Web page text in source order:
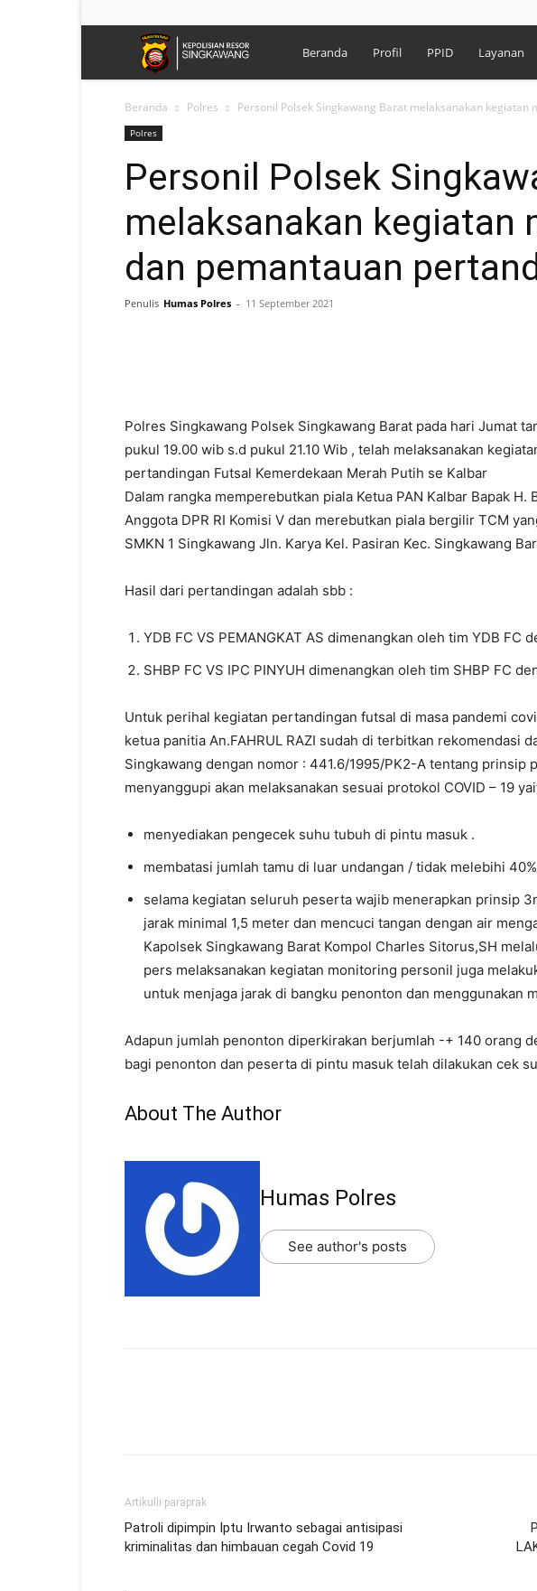
Polres
Singkawang
Beranda Profil PPID Layanan
Beranda Polres Personil Polsek Singkawang Barat melaksanakan
Polres
Personil Polsek
melaksanakan kegiatan
dan pemantauan
Penulis Humas Polres - 11 September 2021
Polres Singkawang Polsek Singkawang Barat pada hari Jumat
pukul 19.00 wib s.d pukul 21.10 Wib , telah melaksanakan
pertandingan Futsal Kemerdekaan Merah Putih se Kalbar
Dalam rangka memperebutkan piala Ketua PAN Kalbar Bapak H.
Anggota DPR RI Komisi V dan merebutkan piala bergilir TCM
SMKN 1 Singkawang Jln. Karya Kel. Pasiran Kec. Singkawang
Hasil dari pertandingan adalah sbb :
YDB FC VS PEMANGKAT AS dimenangkan oleh tim YDB FC
SHBP FC VS IPC PINYUH dimenangkan oleh tim SHBP FC
Untuk perihal kegiatan pertandingan futsal di masa pandemi
ketua panitia An.FAHRUL RAZI sudah di terbitkan rekomendasi
Singkawang dengan nomor : 441.6/1995/PK2-A tentang prinsip
menyanggupi akan melaksanakan sesuai protokol COVID – 19
menyediakan pengecek suhu tubuh di pintu masuk .
membatasi jumlah tamu di luar undangan / tidak melebihi
selama kegiatan seluruh peserta wajib menerapkan prinsip
jarak minimal 1,5 meter dan mencuci tangan dengan air
Kapolsek Singkawang Barat Kompol Charles Sitorus,SH
pers melaksanakan kegiatan monitoring personil juga
untuk menjaga jarak di bangku penonton dan menggunakan
Adapun jumlah penonton diperkirakan berjumlah -+ 140 orang
bagi penonton dan peserta di pintu masuk telah dilakukan cek
About The Author
Humas Polres
See author's posts
Artikulli paraprak
Patroli dipimpin Iptu Irwanto sebagai antisipasi
kriminalitas dan himbauan cegah Covid 19